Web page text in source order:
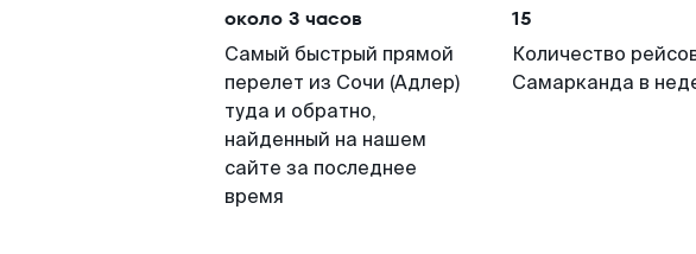
около 3 часов
Самый быстрый прямой
перелет из Сочи (Адлер)
туда и обратно,
найденный на нашем
сайте за последнее
время
15
Количество
Самарканда в